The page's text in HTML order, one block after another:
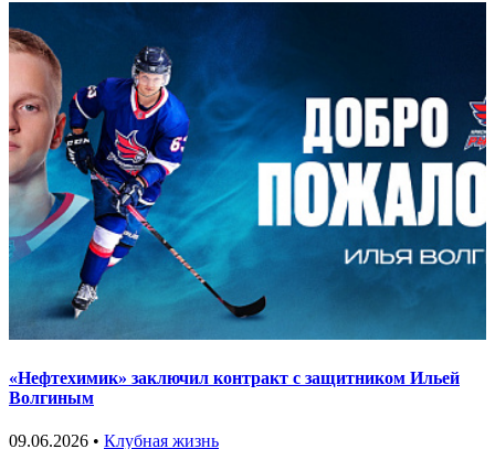
«Нефтехимик» заключил контракт с защитником Ильей
Волгиным
09.06.2026 • Клубная жизнь